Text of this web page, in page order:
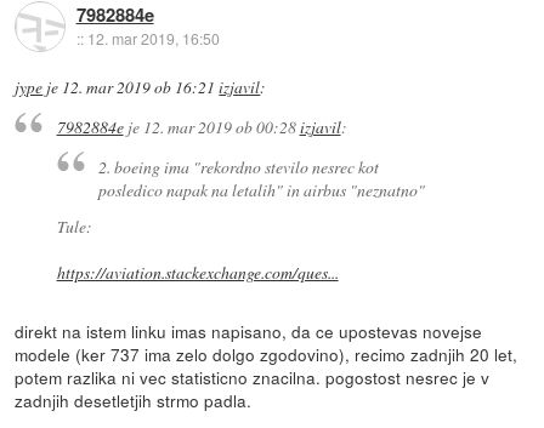
7982884e
:: 12. mar 2019, 16:50
jype je 12. mar 2019 ob 16:21 izjavil:
7982884eje 12. mar 2019 ob 00:28izjavil:
2. boeing ima "rekordno stevilo nesrec kot
posledico napak na letalih" in airbus "neznatno"
Tule:
https://aviation.stackexchange.com/ques...
direkt na istem linku imas napisano, da ce upostevas novejse
modele (ker 737 ima zelo dolgo zgodovino), recimo zadnjih 20 let,
potem razlika ni vec statisticno znacilna. pogostost nesrec je v
zadnjih desetletjih strmo padla.